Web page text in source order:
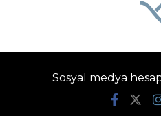
Sosyal medya